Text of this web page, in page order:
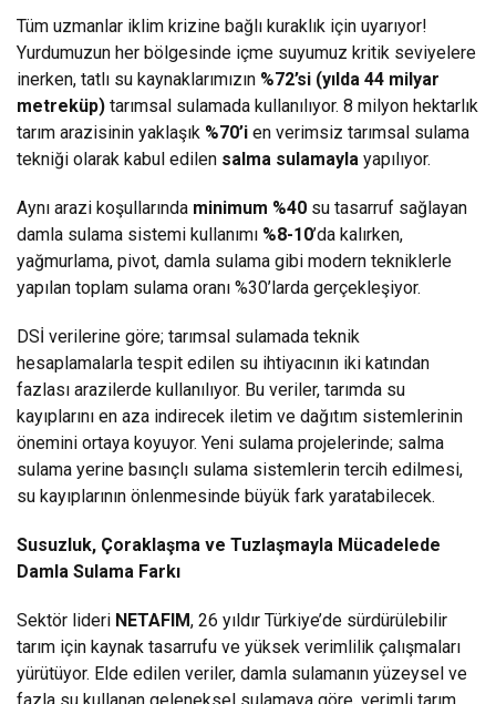
Tüm uzmanlar iklim krizine bağlı kuraklık için uyarıyor!
Yurdumuzun her bölgesinde içme suyumuz kritik seviyelere
inerken, tatlı su kaynaklarımızın %72’si (yılda 44 milyar
metreküp) tarımsal sulamada kullanılıyor. 8 milyon hektarlık
tarım arazisinin yaklaşık %70’i en verimsiz tarımsal sulama
tekniği olarak kabul edilen salma sulamayla yapılıyor.
Aynı arazi koşullarında minimum %40 su tasarruf sağlayan
damla sulama sistemi kullanımı %8-10’da kalırken,
yağmurlama, pivot, damla sulama gibi modern tekniklerle
yapılan toplam sulama oranı %30’larda gerçekleşiyor.
DSİ verilerine göre; tarımsal sulamada teknik
hesaplamalarla tespit edilen su ihtiyacının iki katından
fazlası arazilerde kullanılıyor. Bu veriler, tarımda su
kayıplarını en aza indirecek iletim ve dağıtım sistemlerinin
önemini ortaya koyuyor. Yeni sulama projelerinde; salma
sulama yerine basınçlı sulama sistemlerin tercih edilmesi,
su kayıplarının önlenmesinde büyük fark yaratabilecek.
Susuzluk, Çoraklaşma ve Tuzlaşmayla Mücadelede
Damla Sulama Farkı
Sektör lideri NETAFIM, 26 yıldır Türkiye’de sürdürülebilir
tarım için kaynak tasarrufu ve yüksek verimlilik çalışmaları
yürütüyor. Elde edilen veriler, damla sulamanın yüzeysel ve